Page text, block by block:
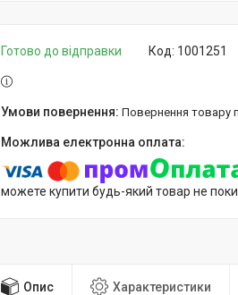
Готово до відправки Код: 1001251
повернення товару
можете купити будь-який товар не
Опис Характеристики